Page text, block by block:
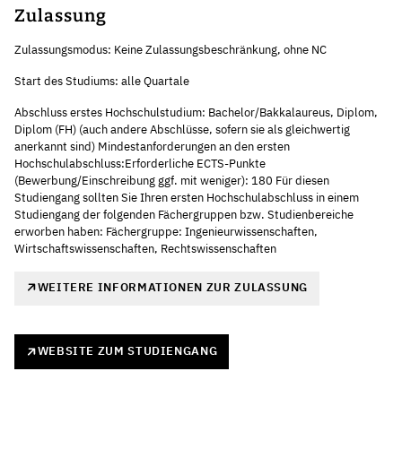
Zulassung
Zulassungsmodus: Keine Zulassungsbeschränkung, ohne NC
Start des Studiums: alle Quartale
Abschluss erstes Hochschulstudium: Bachelor/Bakkalaureus, Diplom,
Diplom (FH) (auch andere Abschlüsse, sofern sie als gleichwertig
anerkannt sind) Mindestanforderungen an den ersten
Hochschulabschluss:Erforderliche ECTS-Punkte
(Bewerbung/Einschreibung ggf. mit weniger): 180 Für diesen
Studiengang sollten Sie Ihren ersten Hochschulabschluss in einem
Studiengang der folgenden Fächergruppen bzw. Studienbereiche
erworben haben: Fächergruppe: Ingenieurwissenschaften,
Wirtschaftswissenschaften, Rechtswissenschaften
WEITERE INFORMATIONEN ZUR ZULASSUNG
WEBSITE ZUM STUDIENGANG